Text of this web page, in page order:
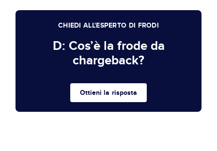
CHIEDI ALL'ESPERTO DI FRODI
D: Cos’è la frode da
chargeback?
Ottieni la risposta